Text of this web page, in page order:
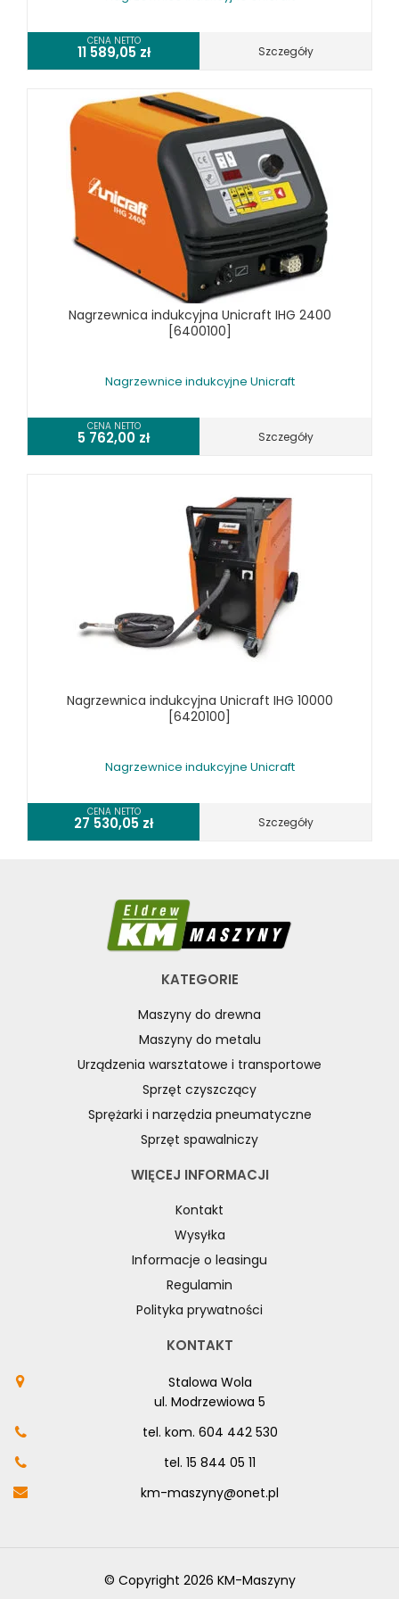
KOSZT DOSTAWY
CENA NETTO
11 589,05 zł Szczegóły
Nagrzewnica indukcyjna Unicraft IHG 2400
[6400100]
Nagrzewnice indukcyjne Unicraft
CENA NETTO
5 762,00 zł Szczegóły
Nagrzewnica indukcyjna Unicraft IHG 10000
[6420100]
Nagrzewnice indukcyjne Unicraft
CENA NETTO
27 530,05 zł Szczegóły
KATEGORIE
Maszyny do drewna
Maszyny do metalu
Urządzenia warsztatowe i transportowe
Sprzęt czyszczący
Sprężarki i narzędzia pneumatyczne
Sprzęt spawalniczy
WIĘCEJ INFORMACJI
Kontakt
Wysyłka
Informacje o leasingu
Regulamin
Polityka prywatności
KONTAKT
Stalowa Wola
ul. Modrzewiowa 5
tel. kom. 604 442 530
tel. 15 844 05 11
km-maszyny@onet.pl
© Copyright 2026 KM-Maszyny